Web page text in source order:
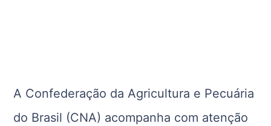
A Confederação da Agricultura e Pecuária
do Brasil (CNA) acompanha com atenção